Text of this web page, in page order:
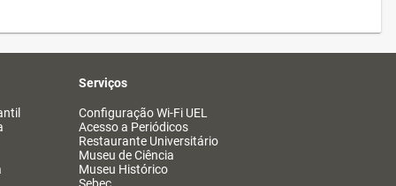
Serviços
Configuração Wi-Fi UEL
Acesso a Periódicos
Restaurante Universitário
Museu de Ciência
Museu Histórico